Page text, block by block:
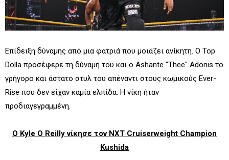
Επίδειξη δύναμης από μια φατριά που μοιάζει ανίκητη. Ο Top
Dolla προσέφερε τη δύναμη του και ο Ashante "Thee" Adonis το
γρήγορο και άστατο στυλ του απέναντι στους κωμικούς Ever-
Rise που δεν είχαν καμία ελπίδα. Η νίκη ήταν
προδιαγεγραμμένη.
Ο Kyle O Reilly νίκησε τον NXT Cruiserweight Champion
Kushida